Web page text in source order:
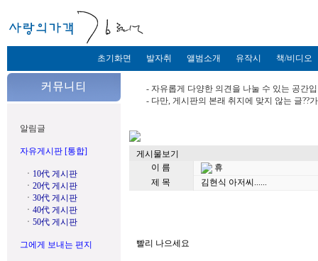
초기화면 발자취 앨범소개 유작시 책/비디오
알림글
자유게시판 [통합]
ㆍ 10代 게시판
ㆍ 20代 게시판
ㆍ 30代 게시판
ㆍ 40代 게시판
ㆍ 50代 게시판
그에게 보내는 편지
- 자유롭게 다양한 의견을 나눌 수 있는 공간
- 다만, 게시판의 본래 취지에 맞지 않는 글??
게시물보기
이 름
휴
제 목
김현식 아저씨......
빨리 나으세요